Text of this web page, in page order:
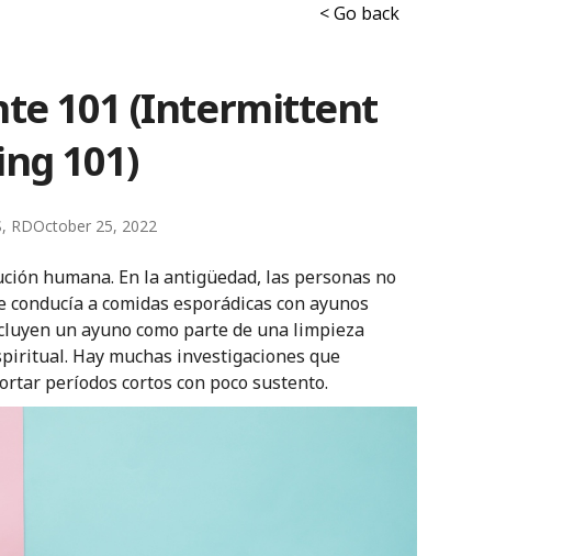
< Go back
101 (Intermittent
101)
RDOctober 25, 2022
humana. En la antigüedad, las personas no
a comidas esporádicas con ayunos
un ayuno como parte de una limpieza
Hay muchas investigaciones que
períodos cortos con poco sustento.